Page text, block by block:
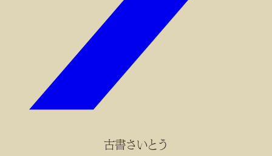
古書さいとう